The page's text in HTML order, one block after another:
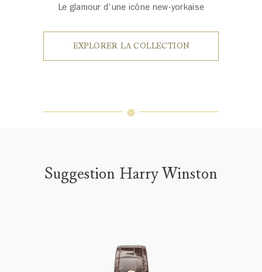
Le glamour d'une icône new-yorkaise
EXPLORER LA COLLECTION
Suggestion Harry Winston